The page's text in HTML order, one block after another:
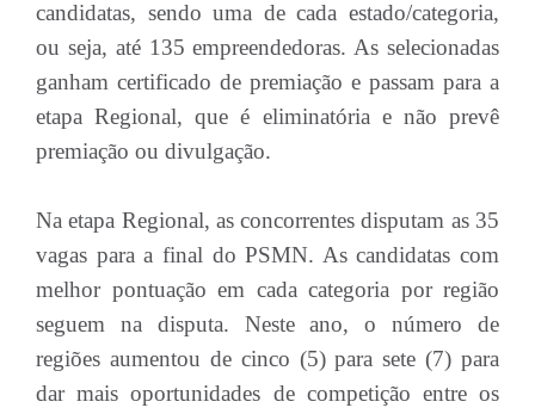
candidatas, sendo uma de cada estado/categoria,
ou seja, até 135 empreendedoras. As selecionadas
ganham certificado de premiação e passam para a
etapa Regional, que é eliminatória e não prevê
premiação ou divulgação.
Na etapa Regional, as concorrentes disputam as 35
vagas para a final do PSMN. As candidatas com
melhor pontuação em cada categoria por região
seguem na disputa. Neste ano, o número de
regiões aumentou de cinco (5) para sete (7) para
dar mais oportunidades de competição entre os